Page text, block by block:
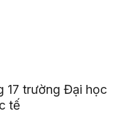
17 trường Đại học
tế